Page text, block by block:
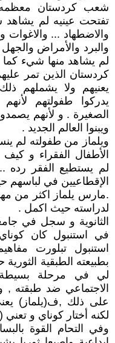
شعب كردستان معظمه
تفتحت عينيه لم يشاهد
والاضطهاد ...
والبرد والأمراض
لم يشاهد منها شيء
كردستان الذين تمر
يعنيهم ولا يشملهم
يدركوا طفولتهم
الصغيرة . و لأنهم
ويبنوا العالم الجديد .
ويلماز من طفولته لم
الأطفال الفقراء و
لم يستطيع الفقر رده
الإقطاعيين في
.مارس يلماز اكثر من
لدراسته حيث اكمل .
الثانوية و سجل في
في استنبول كان
استنبول تبلورت
بطبيعته الطبقية
لي في مرحلة
الاجتماعي ضد طبقته
على ذلك ,ف(يلماز)
لكنه أختار كوناي و
وفي التحام القوة